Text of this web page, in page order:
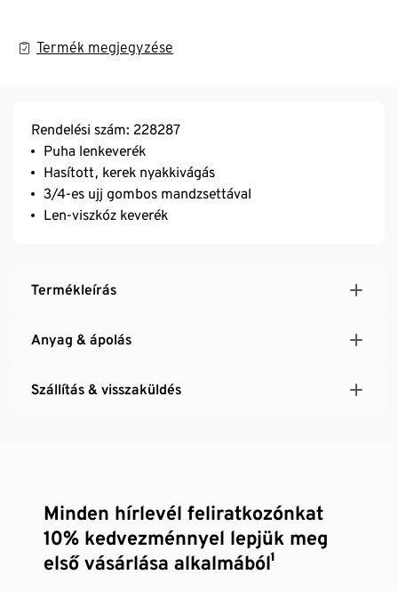
Termék megjegyzése
Rendelési szám: 228287
Puha lenkeverék
Hasított, kerek nyakkivágás
3/4-es ujj gombos mandzsettával
Len-viszkóz keverék
Termékleírás
Anyag & ápolás
Szállítás & visszaküldés
Minden hírlevél feliratkozónkat
10% kedvezménnyel lepjük meg
első vásárlása alkalmából¹